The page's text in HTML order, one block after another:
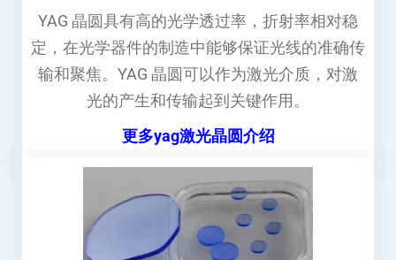
YAG 晶圆具有高的光学透过率，折射率相对稳
定，在光学器件的制造中能够保证光线的准确传
输和聚焦。YAG 晶圆可以作为激光介质，对激
光的产生和传输起到关键作用。
更多yag激光晶圆介绍